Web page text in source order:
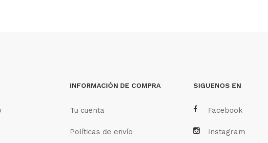
INFORMACIÓN DE COMPRA
Tu cuenta
Políticas de envío
SIGUENOS EN
Facebook
Instagram